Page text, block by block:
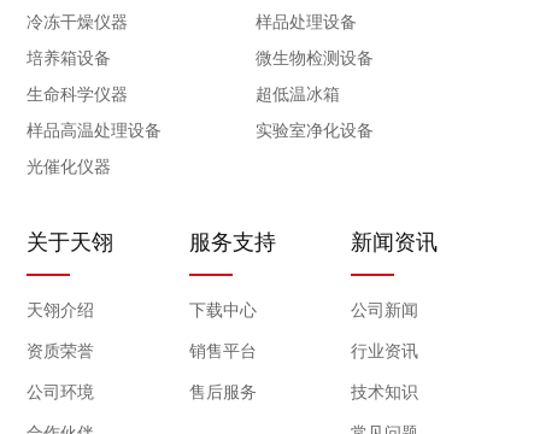
冷冻干燥仪器
样品处理设备
培养箱设备
微生物检测设备
生命科学仪器
超低温冰箱
样品高温处理设备
实验室净化设备
光催化仪器
关于天翎
天翎介绍
资质荣誉
公司环境
服务支持
下载中心
销售平台
售后服务
新闻资讯
公司新闻
行业资讯
技术知识